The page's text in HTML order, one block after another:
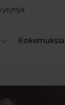
Kokemuksia